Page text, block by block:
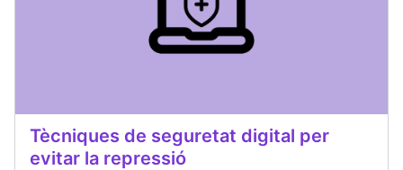
Tècniques de seguretat digital per
evitar la repressió